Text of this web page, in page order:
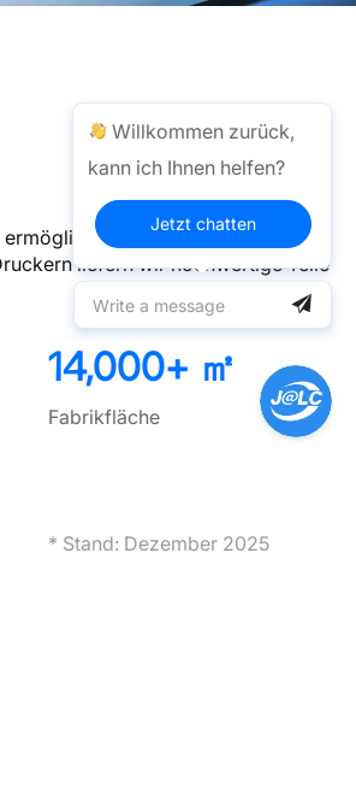
müheloses Hochladen
liefern wir hochwertige Teile
14,000+ ㎡
Fabrikfläche
* Stand: Dezember 2025
Willkommen zurück,
kann ich Ihnen helfen?
Jetzt chatten